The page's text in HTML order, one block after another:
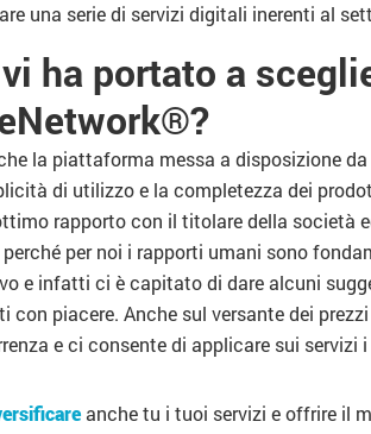
una serie di servizi digitali inerenti al
ha portato a
la piattaforma messa a disposizione
di utilizzo e la completezza dei
rapporto con il titolare della società
per noi i rapporti umani sono
e infatti ci è capitato di dare alcuni
con piacere. Anche sul versante dei
e ci consente di applicare sui servizi
anche tu i tuoi servizi e offrire il